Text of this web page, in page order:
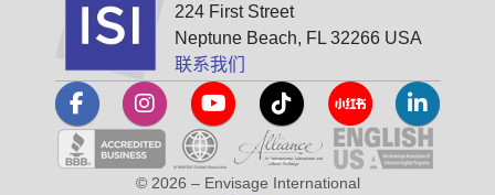
224 First Street
Neptune Beach, FL 32266 USA
联系我们
© 2026 – Envisage International